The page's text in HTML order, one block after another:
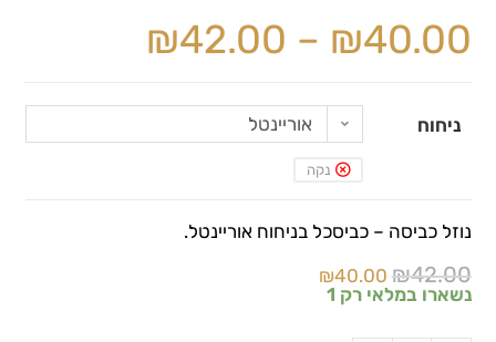
₪40.00
–
₪42.00
ניחוח אוריינטל
נקה
נוזל כביסה – כביסכל בניחוח אוריינטל.
₪42.00
₪40.00
נשארו במלאי רק 1